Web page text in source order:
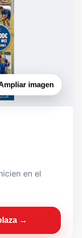
imagen
en el
→